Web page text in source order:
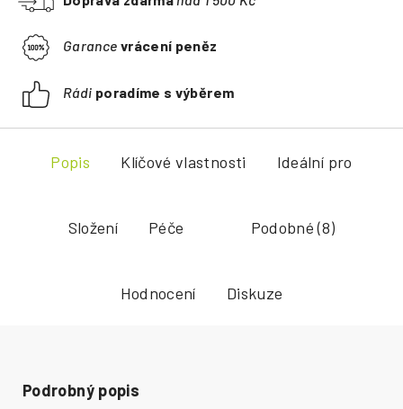
Garance vrácení peněz
Rádi poradíme s výběrem
Popis Klíčové vlastnosti Ideální pro
Složení Péče Podobné (8)
Hodnocení Diskuze
Podrobný popis